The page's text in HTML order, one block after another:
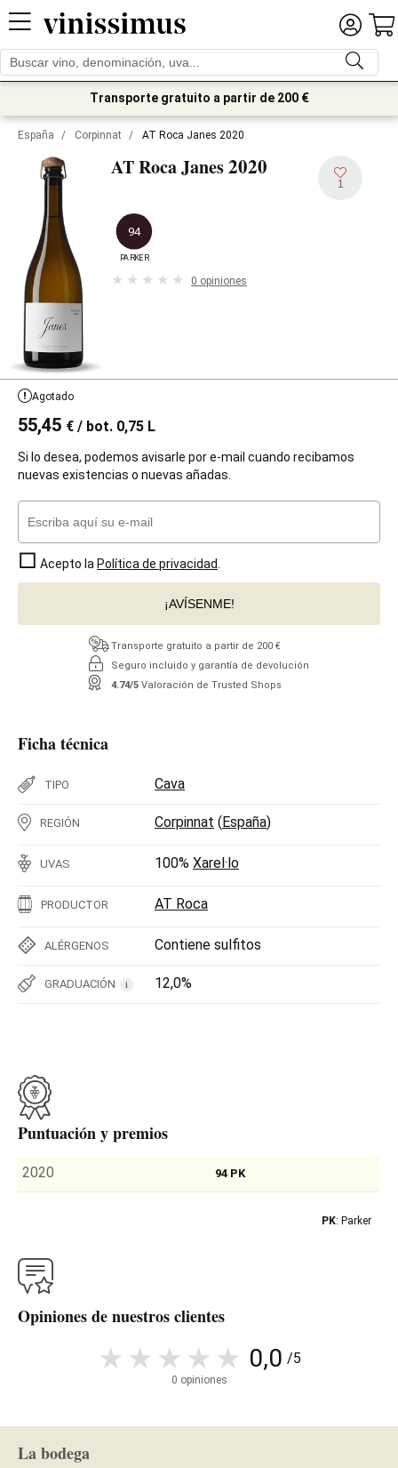
Transporte gratuito a partir de 200 €
España / Corpinnat / AT Roca Janes 2020
AT Roca Janes2020
1
94
PARKER
0 opiniones
Agotado
55,45 € / bot. 0,75 L
Si lo desea, podemos avisarle por e-mail cuando recibamos
nuevas existencias o nuevas añadas.
Acepto la Política de privacidad
¡AVÍSENME!
Transporte gratuito a partir de 200 €
Seguro incluido y garantía de devolución
4.74/5 Valoración de Trusted Shops
Ficha técnica
TIPO Cava
REGIÓN Corpinnat (España)
UVAS 100% Xarel·lo
PRODUCTOR AT Roca
ALÉRGENOS Contiene sulfitos
GRADUACIÓN i 12,0%
Puntuación y premios
2020 94 PK
PK: Parker
Opiniones de nuestros clientes
0,0 /5
0 opiniones
La bodega